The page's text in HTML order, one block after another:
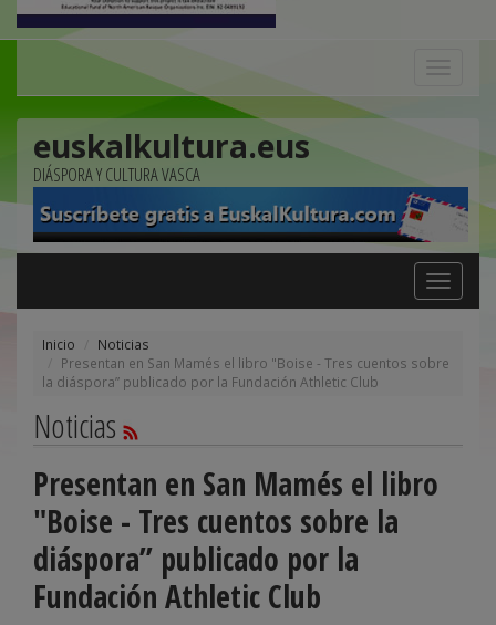
euskalkultura.eus
DIÁSPORA Y CULTURA VASCA
Toggle
navigation
Inicio
Noticias
Presentan en San Mamés el libro "Boise - Tres cuentos sobre
la diáspora” publicado por la Fundación Athletic Club
Noticias
Presentan en San Mamés el libro
"Boise - Tres cuentos sobre la
diáspora” publicado por la
Fundación Athletic Club